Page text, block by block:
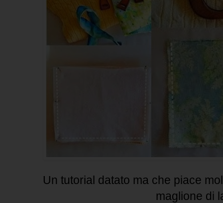
Un tutorial datato ma che piace
maglione di